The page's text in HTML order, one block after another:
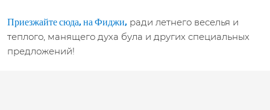
Приезжайте сюда, на Фиджи, ради летнего веселья и
теплого, манящего духа була и других специальных
предложений!